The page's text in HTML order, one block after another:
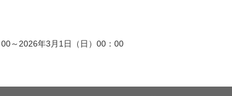
～2026年3月1日（日）00：00